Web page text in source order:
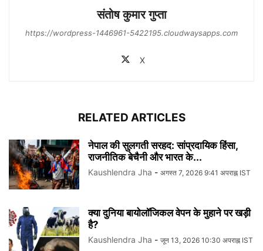
संतोष कुमार गुप्‍ता
https://wordpress-1446961-5422195.cloudwaysapps.com
X
RELATED ARTICLES
नेपाल की सुलगती सरहद: सांप्रदायिक हिंसा,
राजनीतिक बेचैनी और भारत के...
Kaushlendra Jha - अगस्त 7, 2026 9:41 अपराह्न IST
क्या दुनिया बायोलॉजिकल वेपन के मुहाने पर खड़ी
है?
Kaushlendra Jha - जून 13, 2026 10:30 अपराह्न IST